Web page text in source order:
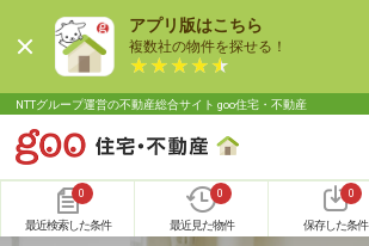
アプリ版はこちら
複数社の物件を探せる！
NTTグループ運営の不動産総合サイト goo住宅・不動産
0
最近検索した条件
0
最近見た物件
0
保存した条件